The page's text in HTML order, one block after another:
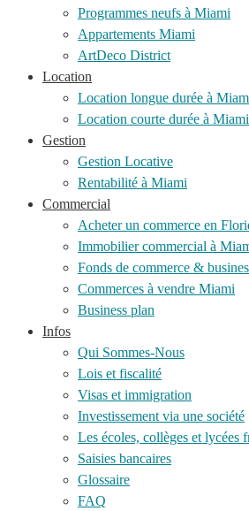
Programmes neufs à Miami
Appartements Miami
ArtDeco District
Location
Location longue durée à
Location courte durée à Miami
Gestion
Gestion Locative
Rentabilité à Miami
Commercial
Acheter un commerce en
Immobilier commercial à
Fonds de commerce &
Commerces à vendre Miami
Business plan
Infos
Qui Sommes-Nous
Lois et fiscalité
Visas et immigration
Investissement via une société
Les écoles, collèges et lycées
Saisies bancaires
Glossaire
FAQ